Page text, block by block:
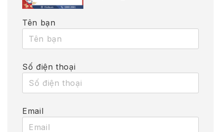
Tên bạn
Số điện thoại
Email